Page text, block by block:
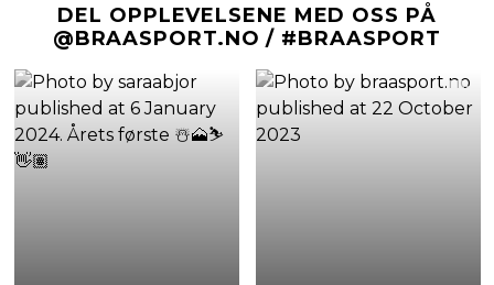
DEL OPPLEVELSENE MED OSS PÅ
@BRAASPORT.NO / #BRAASPORT